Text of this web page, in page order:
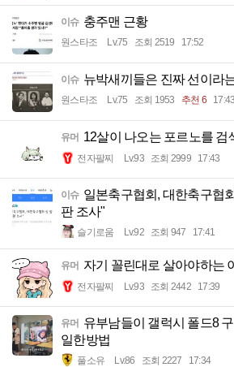
이슈 충주맨 근황
원스타조 Lv.75 조회 2519 17:52
이슈 뉴박새끼들은 진짜 선이라
원스타조 Lv.75 조회 1953 추천 6 17:43
유머 12살이 나오는 포르노를 검
전자팔찌 Lv.93 조회 2999 17:43
이슈 일본축구협회, 대한축구협
판 조사"
슬기로움 Lv.92 조회 947 17:41
유머 자기 꼴린대로 살아야하는
전자팔찌 Lv.93 조회 2442 17:39
유머 유부남들이 갤럭시 폴드8
일한방법
풀소유 Lv.86 조회 2227 17:34